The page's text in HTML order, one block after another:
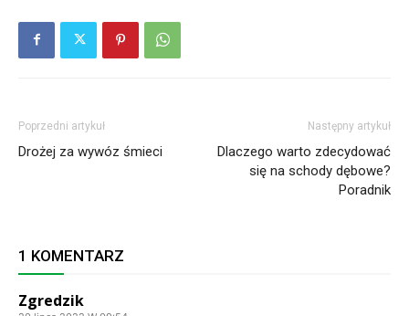
Poprzedni artykuł
Drożej za wywóz śmieci
Następny artykuł
Dlaczego warto zdecydować
się na schody dębowe?
Poradnik
1 KOMENTARZ
Zgredzik